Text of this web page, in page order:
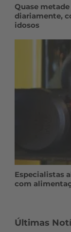
Quase
diariamente,
idosos
Especialistas
com
Últimas